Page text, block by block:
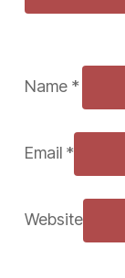
Name *
Email *
Website